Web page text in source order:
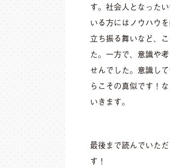
す。社会人となった
いる方にはノウハウ
立ち振る舞いなど、
た。一方で、意識や
せんでした。意識し
らこその真似です！
いきます。
最後まで読んでいた
す！